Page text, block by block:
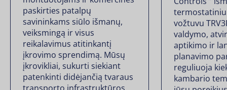
paskirties patalpų
savininkams siūlo išmanų,
veiksmingą ir visus
reikalavimus atitinkantį
įkrovimo sprendimą. Mūsų
įkrovikliai, sukurti siekiant
patenkinti didėjančią tvaraus
transporto infrastruktūros
vožtuvu
valdymo,
aptikimo ir
planavimo
reguliuoja
kambario